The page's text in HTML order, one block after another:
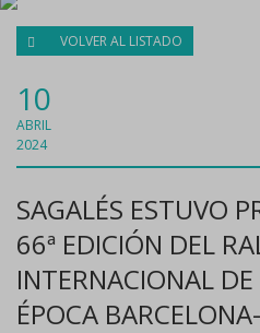
VOLVER AL LISTADO
10
ABRIL
2024
SAGALÉS ESTUVO
66ª EDICIÓN DEL
INTERNACIONAL
ÉPOCA